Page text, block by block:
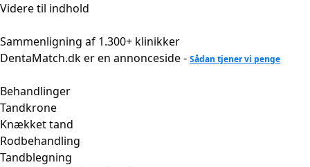
Videre til indhold
Sammenligning af 1.300+ klinikker
DentaMatch.dk er en annonceside - Sådan tjener vi penge
Behandlinger
Tandkrone
Knækket tand
Rodbehandling
Tandblegning